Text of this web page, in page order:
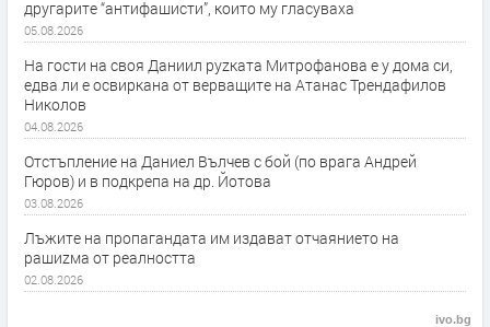
другарите “антифашисти”, които му гласуваха
05.08.2026
На гости на своя Даниил руzката Митрофанова е у дома си,
едва ли е освиркана от верващите на Атанас Трендафилов
Николов
04.08.2026
Отстъпление на Даниел Вълчев с бой (по врага Андрей
Гюров) и в подкрепа на др. Йотова
03.08.2026
Лъжите на пропагандата им издават отчаянието на
рашиzма от реалността
02.08.2026
ivo.bg